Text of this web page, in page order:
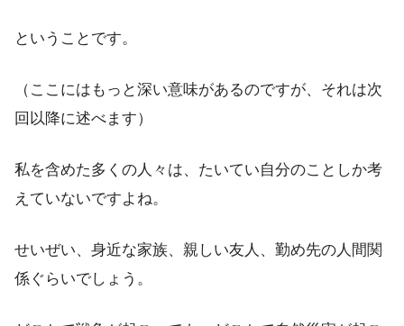
ということです。
（ここにはもっと深い意味があるのですが、それは次
回以降に述べます）
私を含めた多くの人々は、たいてい自分のことしか考
えていないですよね。
せいぜい、身近な家族、親しい友人、勤め先の人間関
係ぐらいでしょう。